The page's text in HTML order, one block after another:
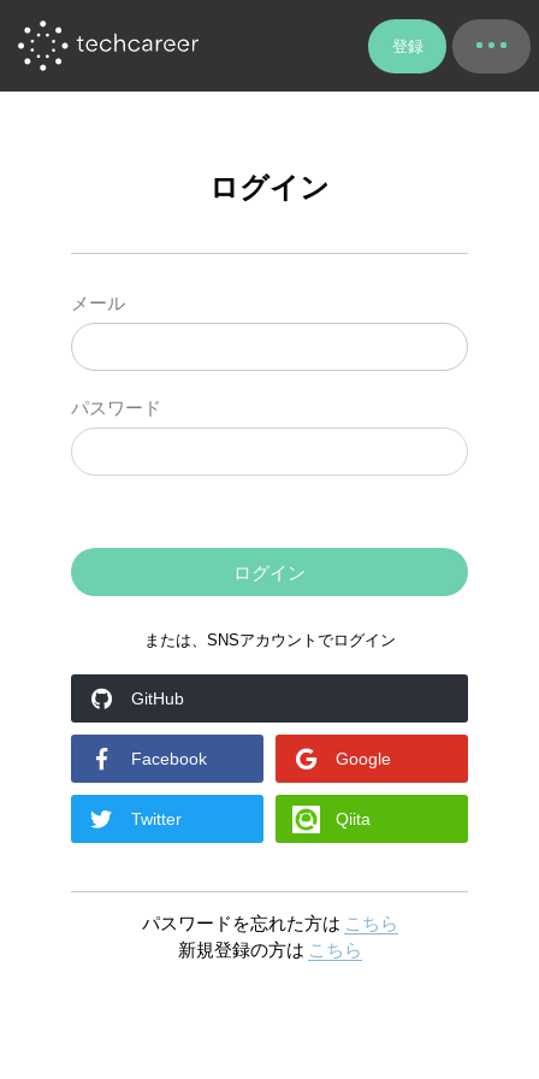
登録
ログイン
メール
パスワード
または、SNSアカウントでログイン
GitHub
Facebook Google
Twitter Qiita
パスワードを忘れた方は こちら
新規登録の方は こちら